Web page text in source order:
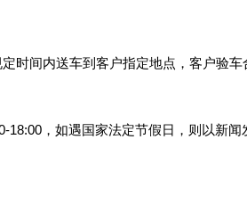
时间内送车到客户指定地点，客户验车
，如遇国家法定节假日，则以新